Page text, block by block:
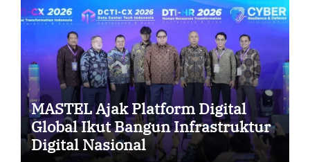
MASTEL Ajak Platform Digital
Global Ikut Bangun Infrastruktur
Digital Nasional